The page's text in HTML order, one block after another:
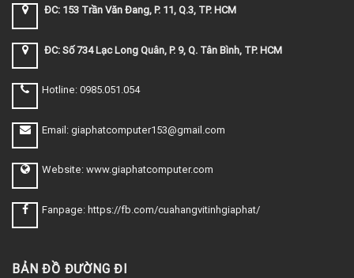
ĐC: 153 Trần Văn Đang, P. 11, Q.3, TP. HCM
ĐC: Số 734 Lạc Long Quân, P. 9, Q. Tân Bình, TP. HCM
Hotline: 0985.051.054
Email: giaphatcomputer153@gmail.com
Website: www.giaphatcomputer.com
Fanpage: https://fb.com/cuahangvitinhgiaphat/
BẢN ĐỒ ĐƯỜNG ĐI